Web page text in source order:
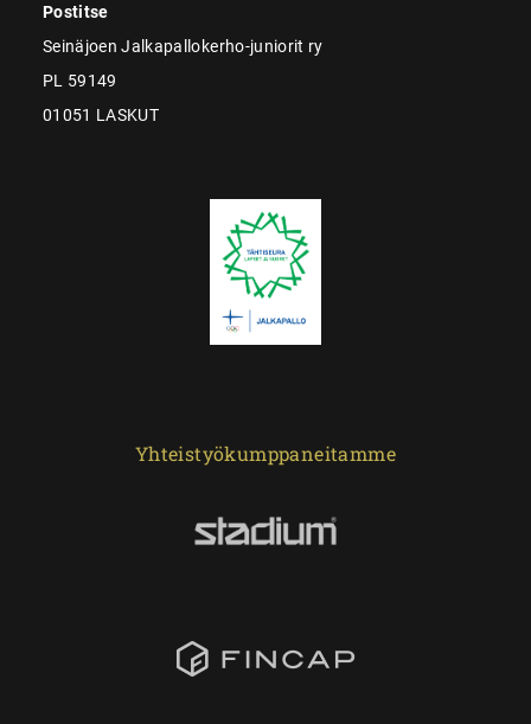
Postitse
Seinäjoen Jalkapallokerho-juniorit ry
PL 59149
01051 LASKUT
Yhteistyökumppaneitamme